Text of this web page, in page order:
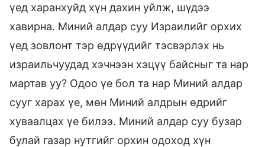
үед харанхуйд хүн дахин уйлж, шүдээ
хавирна. Миний алдар суу Израилийг орхих
үед зовлонт тэр өдрүүдийг тэсвэрлэх нь
израильчуудад хэчнээн хэцүү байсныг та нар
мартав уу? Одоо үе бол та нар Миний алдар
сууг харах үе, мөн Миний алдрын өдрийг
хуваалцах үе билээ. Миний алдар суу бузар
булай газар нутгийг орхин одоход хүн